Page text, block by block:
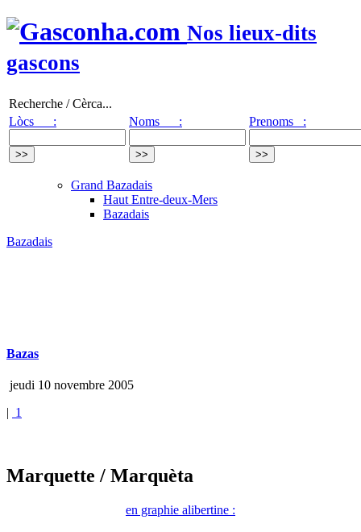
Nos lieux-dits
gascons
Recherche / Cèrca...
Lòcs :
Noms : Prenoms :
Grand Bazadais
Haut Entre-deux-Mers
Bazadais
Bazadais
Bazas
jeudi 10 novembre 2005
| 1
Marquette / Marquèta
en graphie alibertine :